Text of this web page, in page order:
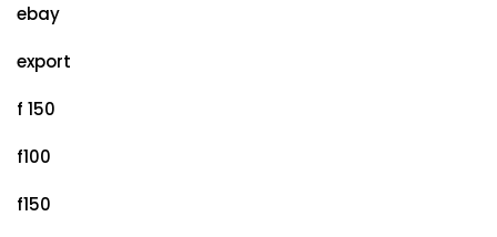
ebay
export
f 150
f100
f150